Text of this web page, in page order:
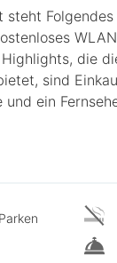
steht
die
sind
und ein